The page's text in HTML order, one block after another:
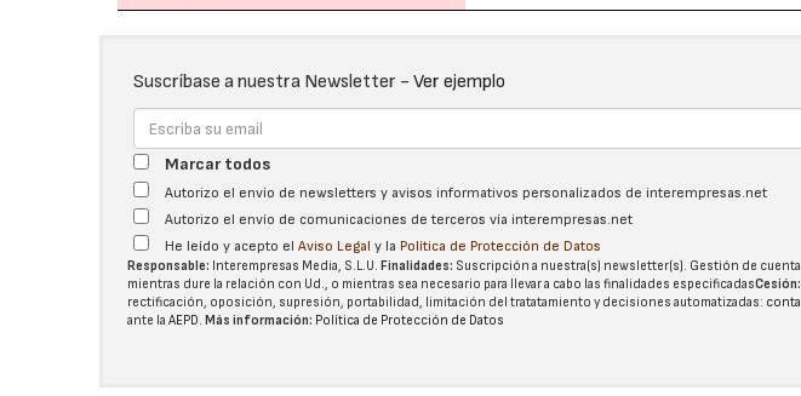
Suscríbase a nuestra Newsletter -Ver ejemplo
Marcar todos
Autorizo el envío de newsletters y avisos informativos personalizados de interempresas.net
Autorizo el envío de comunicaciones de terceros vía interempresas.net
He leído y acepto elAviso Legal y la Política de Protección de Datos
Responsable: Interempresas Media, S.L.U.Finalidades: Suscripción a nuestra(s) newsletter(s). Gestión de
mientras dure la relación con Ud., o mientras sea necesario para llevar a cabo las finalidades especificadasCesión:
rectificación, oposición, supresión, portabilidad, limitación del tratatamiento y decisiones automatizadas:
ante laAEPD.Más información: Política de Protección de Datos